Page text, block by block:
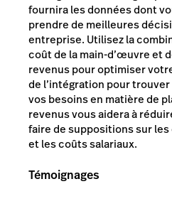
fournira les données dont
prendre de meilleures
entreprise. Utilisez la
coût de la main-d’œuvre et
revenus pour optimiser
de l’intégration pour
vos besoins en matière de
revenus vous aidera à
faire de suppositions sur
et les coûts salariaux.
Témoignages